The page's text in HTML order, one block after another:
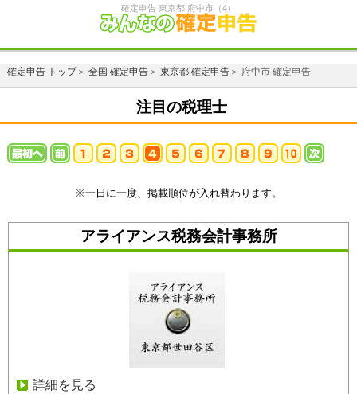
確定申告 東京都 府中市（4）
確定申告 トップ＞ 全国 確定申告＞ 東京都 確定申告＞ 府中市 確定申告
注目の税理士
※一日に一度、掲載順位が入れ替わります。
アライアンス税務会計事務所
詳細を見る